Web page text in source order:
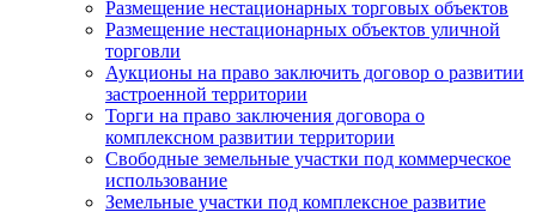
Размещение нестационарных торговых объектов
Размещение нестационарных объектов уличной
торговли
Аукционы на право заключить договор о развитии
застроенной территории
Торги на право заключения договора о
комплексном развитии территории
Свободные земельные участки под коммерческое
использование
Земельные участки под комплексное развитие